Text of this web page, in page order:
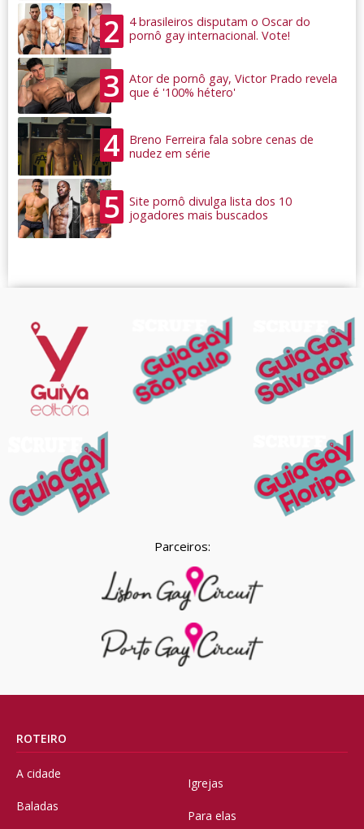
2
4 brasileiros disputam o Oscar do
pornô gay internacional. Vote!
3
Ator de pornô gay, Victor Prado revela
que é '100% hétero'
4
Breno Ferreira fala sobre cenas de
nudez em série
5
Site pornô divulga lista dos 10
jogadores mais buscados
Parceiros:
ROTEIRO
A cidade
Baladas
Igrejas
Para elas